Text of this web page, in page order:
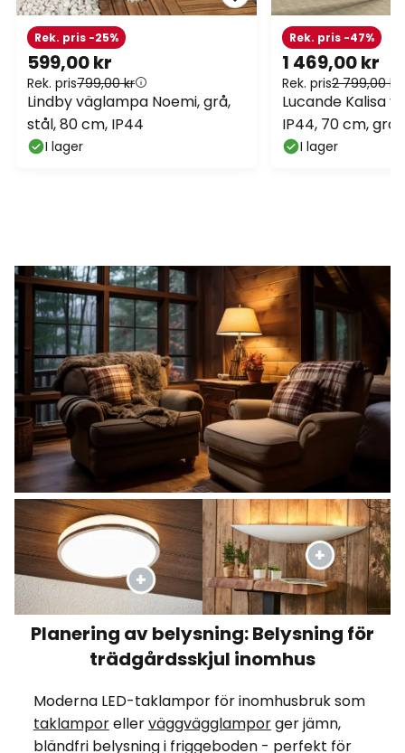
599,00 kr
Rek. pris799,00 kr
Rek. pris -25%
Lindby väglampa Noemi, grå,
stål, 80 cm, IP44
I lager
1 469,00 kr
Rek. pris2 799,00 kr
Rek. pris -47%
Lucande Kalisa
IP44, 70 cm,
I lager
Planering av belysning: Belysning för
trädgårdsskjul inomhus
Moderna LED-taklampor för inomhusbruk som
taklamporellerväggvägglamporger jämn,
bländfri belysning i friggeboden - perfekt för